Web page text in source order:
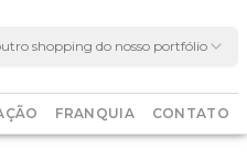
shopping do nosso portfólio
FRANQUIA CONTATO